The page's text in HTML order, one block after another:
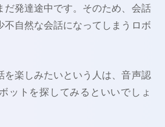
だ発達途中です。そのため、会話
不自然な会話になってしまうロボ
を楽しみたいという人は、音声認
ットを探してみるといいでしょ